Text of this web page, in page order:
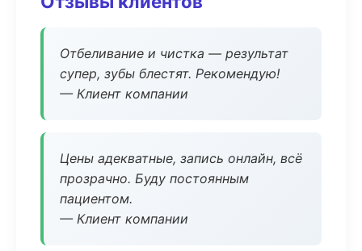
Отбеливание и чистка — результат
супер, зубы блестят. Рекомендую!
— Клиент компании
Цены адекватные, запись онлайн, всё
прозрачно. Буду постоянным
пациентом.
— Клиент компании